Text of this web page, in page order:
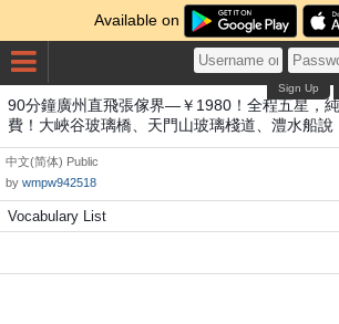
Available on
Sign Up
90分鐘廣州直飛張傢界—￥1980！全程五星，
費！大峽谷玻璃橋、天門山玻璃棧道、澧水船
中文(简体) Public
by wmpw942518
Vocabulary List